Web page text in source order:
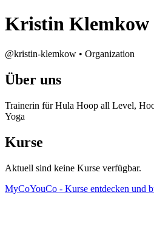
Kristin Klemkow
@kristin-klemkow • Organization
Über uns
Trainerin für Hula Hoop all Level,
Yoga
Kurse
Aktuell sind keine Kurse verfügbar.
MyCoYouCo - Kurse entdecken und